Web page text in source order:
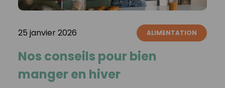
25 janvier 2026 ALIMENTATION
Nos conseils pour bien
manger en hiver